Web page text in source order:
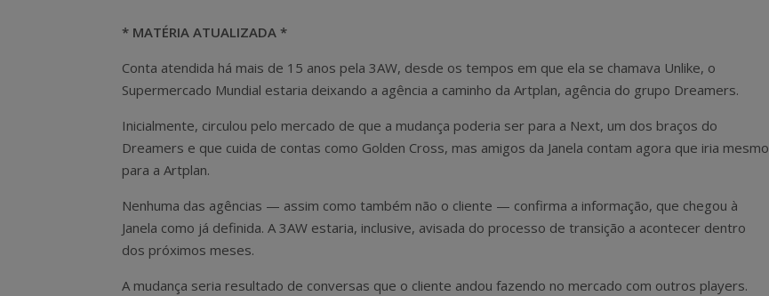
* MATÉRIA ATUALIZADA *
Conta atendida há mais de 15 anos pela 3AW, desde os tempos em que ela se chamava Unlike, o
Supermercado Mundial estaria deixando a agência a caminho da Artplan, agência do grupo Dreamers.
Inicialmente, circulou pelo mercado de que a mudança poderia ser para a Next, um dos braços do
Dreamers e que cuida de contas como Golden Cross, mas amigos da Janela contam agora que iria mesmo
para a Artplan.
Nenhuma das agências — assim como também não o cliente — confirma a informação, que chegou à
Janela como já definida. A 3AW estaria, inclusive, avisada do processo de transição a acontecer dentro
dos próximos meses.
A mudança seria resultado de conversas que o cliente andou fazendo no mercado com outros players.